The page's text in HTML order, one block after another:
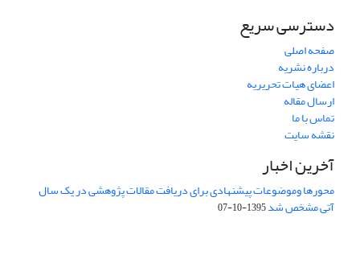
دسترسی سریع
صفحه اصلی
درباره نشریه
اعضای هیات تحریریه
ارسال مقاله
تماس با ما
نقشه سایت
آخرین اخبار
محورها وموضوعات پیشنهادی برای دریافت مقالات پژوهشی در یک سال
آتی مشخص شد1395-10-07